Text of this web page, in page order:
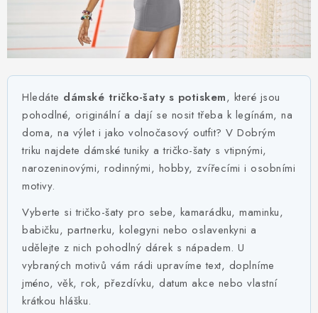
OKAMŽITĚ K ODBĚRU
B2B
MÁM SRDCE POMÁHÁM
VÁNOCE
PROVIZNÍ SYSTÉM
O nás Časté otázky
Doprava a platba
Obchodní podmínky
Zásady zpracování ochrany osobních údajů
Napište nám
Kontakty
Hledáte dámské tričko-šaty s potiskem, které jsou
pohodlné, originální a dají se nosit třeba k legínám, na
doma, na výlet i jako volnočasový outfit? V Dobrým
triku najdete dámské tuniky a tričko-šaty s vtipnými,
narozeninovými, rodinnými, hobby, zvířecími i osobními
motivy.
Vyberte si tričko-šaty pro sebe, kamarádku, maminku,
babičku, partnerku, kolegyni nebo oslavenkyni a
udělejte z nich pohodlný dárek s nápadem. U
vybraných motivů vám rádi upravíme text, doplníme
jméno, věk, rok, přezdívku, datum akce nebo vlastní
krátkou hlášku.